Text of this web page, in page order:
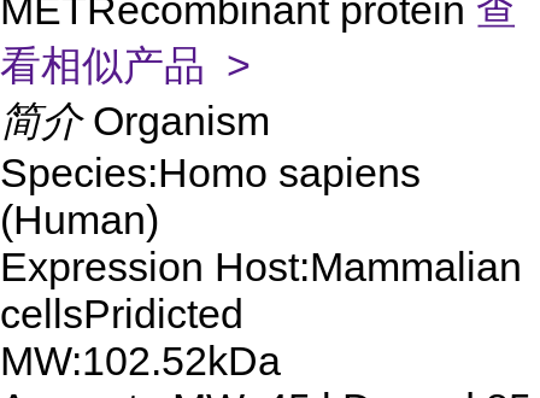
METRecombinant protein 查
看相似产品 >
简介 Organism
Species:Homo sapiens
(Human)
Expression Host:Mammalian
cellsPridicted
MW:102.52kDa